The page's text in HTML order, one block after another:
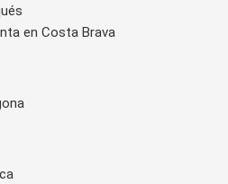
en Costa Brava